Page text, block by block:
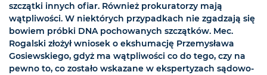
szczątki innych ofiar. Również prokuratorzy mają
wątpliwości. W niektórych przypadkach nie zgadzają się
bowiem próbki DNA pochowanych szczątków. Mec.
Rogalski złożył wniosek o ekshumację Przemysława
Gosiewskiego, gdyż ma wątpliwości co do tego, czy na
pewno to, co zostało wskazane w ekspertyzach sądowo-